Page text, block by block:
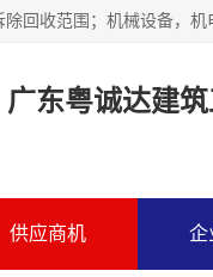
广东粤诚达建
供应商机 企